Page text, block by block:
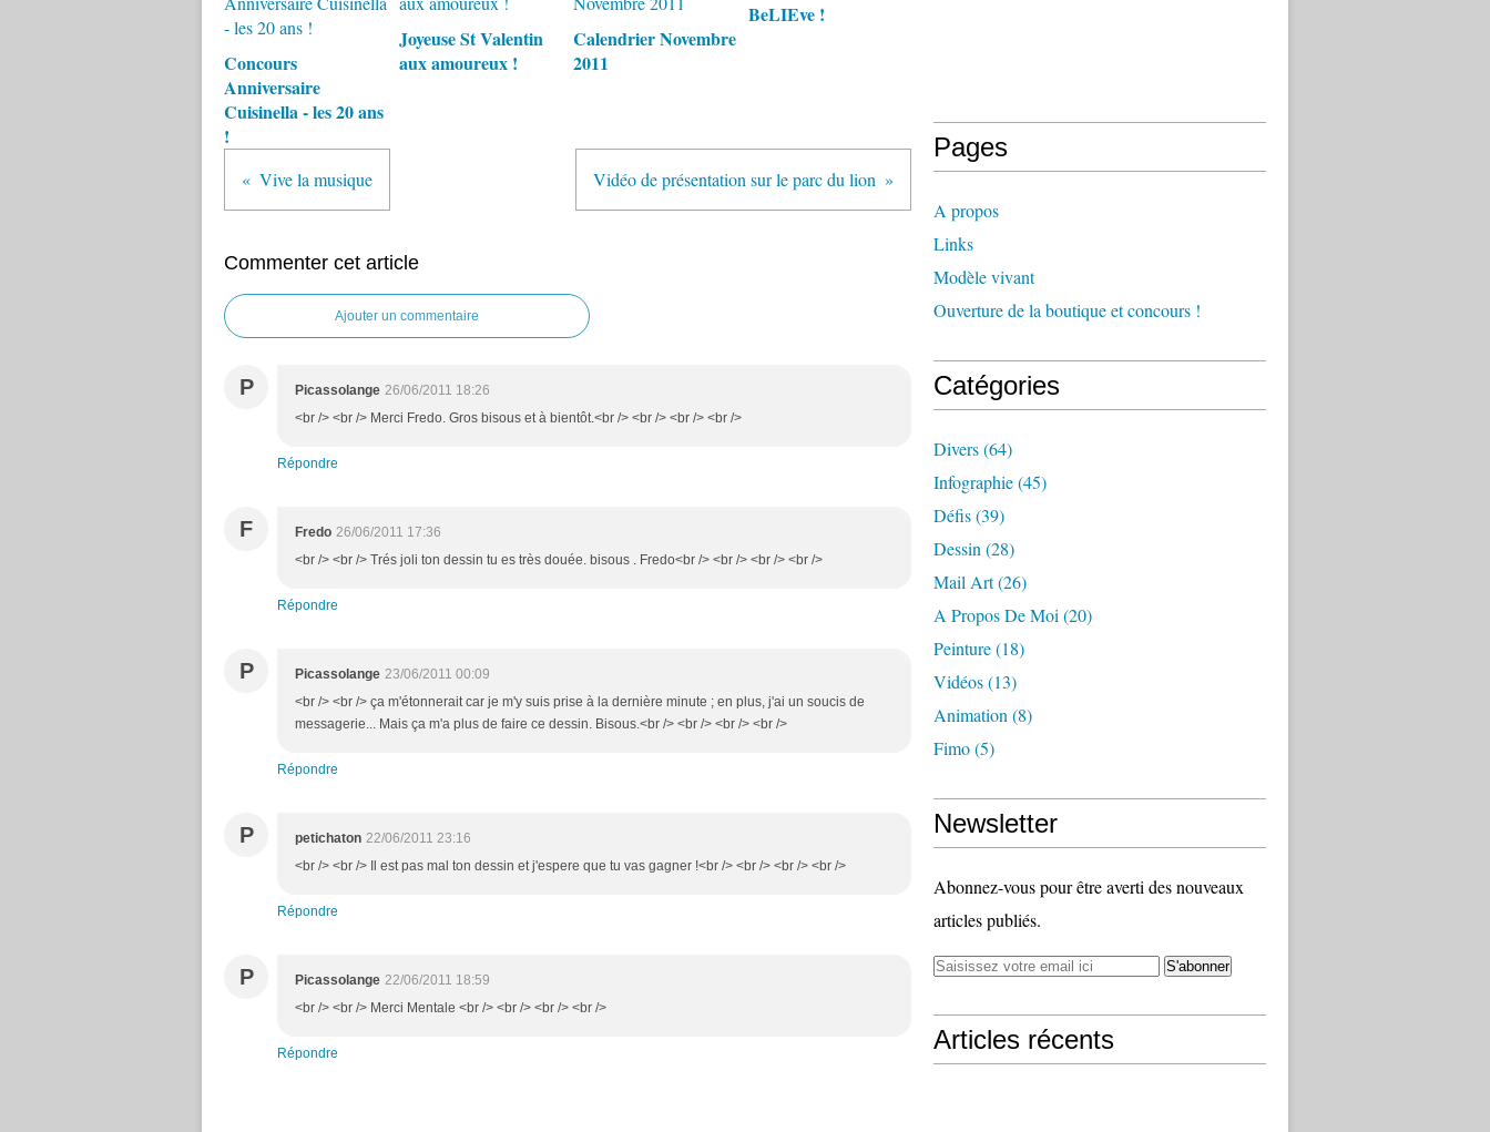
Concours
Anniversaire
Cuisinella - les 20 ans
!
Joyeuse St Valentin
aux amoureux !
Calendrier Novembre
2011
BeLIEve !
Vive la musique Vidéo de présentation sur le parc du lion
Commenter cet article
Ajouter un commentaire
P Picassolange 26/06/2011 18:26
<br /> <br /> Merci Fredo. Gros bisous et à bientôt.<br /> <br /> <br /> <br />
Répondre
F Fredo 26/06/2011 17:36
<br /> <br /> Trés joli ton dessin tu es très douée. bisous . Fredo<br /> <br /> <br /> <br />
Répondre
P Picassolange 23/06/2011 00:09
<br /> <br /> ça m'étonnerait car je m'y suis prise à la dernière minute ; en plus, j'ai un soucis de
messagerie... Mais ça m'a plus de faire ce dessin. Bisous.<br /> <br /> <br /> <br />
Répondre
P petichaton 22/06/2011 23:16
<br /> <br /> Il est pas mal ton dessin et j'espere que tu vas gagner !<br /> <br /> <br /> <br />
Répondre
P Picassolange 22/06/2011 18:59
<br /> <br /> Merci Mentale <br /> <br /> <br /> <br />
Répondre
Pages
A propos
Links
Modèle vivant
Ouverture de la boutique et concours !
Catégories
Divers(64)
Infographie(45)
Défis(39)
Dessin (28)
Mail Art(26)
A Propos De Moi (20)
Peinture(18)
Vidéos(13)
Animation (8)
Fimo(5)
Newsletter
Abonnez-vous pour être averti des nouveaux
articles publiés.
Articles récents